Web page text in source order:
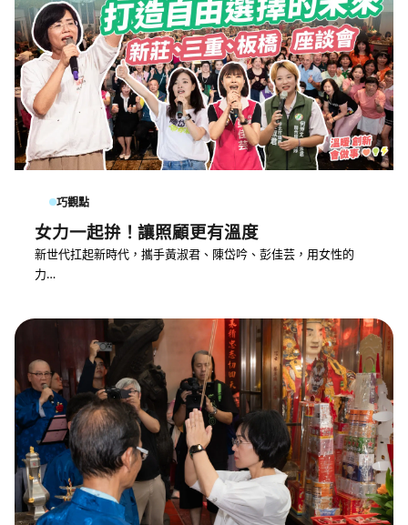
巧觀點
女力一起拚！讓照顧更有溫度
新世代扛起新時代，攜手黃淑君、陳岱吟、彭佳芸，用女性的
力…